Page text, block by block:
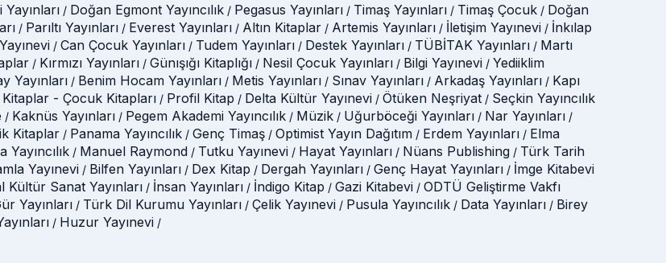
Yayınları / Doğan Egmont Yayıncılık / Pegasus Yayınları / Timaş Yayınları / Timaş Çocuk / Doğan
/ Parıltı Yayınları / Everest Yayınları / Altın Kitaplar / Artemis Yayınları / İletişim Yayınevi / İnkılap
/ Can Çocuk Yayınları / Tudem Yayınları / Destek Yayınları / TÜBİTAK Yayınları / Martı
/ Kırmızı Yayınları / Günışığı Kitaplığı / Nesil Çocuk Yayınları / Bilgi Yayınevi / Yediiklim
Yayınları / Benim Hocam Yayınları / Metis Yayınları / Sınav Yayınları / Arkadaş Yayınları / Kapı
Kitaplar - Çocuk Kitapları / Profil Kitap / Delta Kültür Yayınevi / Ötüken Neşriyat / Seçkin Yayıncılık
/ Kaknüs Yayınları / Pegem Akademi Yayıncılık / Müzik / Uğurböceği Yayınları / Nar Yayınları /
Kitaplar / Panama Yayıncılık / Genç Timaş / Optimist Yayın Dağıtım / Erdem Yayınları / Elma
Yayıncılık / Manuel Raymond / Tutku Yayınevi / Hayat Yayınları / Nüans Publishing / Türk Tarih
Yayınevi / Bilfen Yayınları / Dex Kitap / Dergah Yayınları / Genç Hayat Yayınları / İmge Kitabevi
Kültür Sanat Yayınları / İnsan Yayınları / İndigo Kitap / Gazi Kitabevi / ODTÜ Geliştirme Vakfı
Yayınları / Türk Dil Kurumu Yayınları / Çelik Yayınevi / Pusula Yayıncılık / Data Yayınları / Birey
/ Huzur Yayınevi /